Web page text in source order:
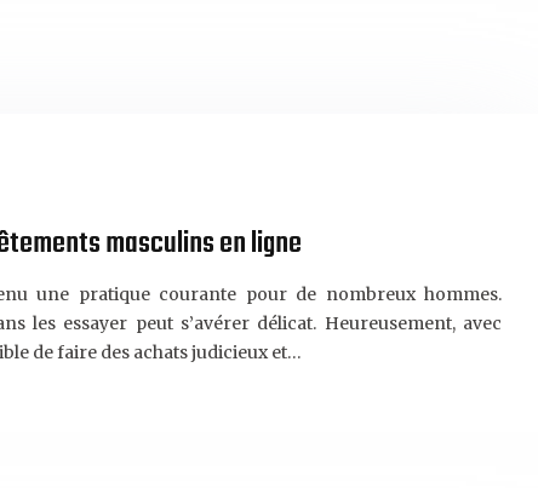
masculins en ligne
une pratique courante pour de nombreux hommes.
les essayer peut s’avérer délicat. Heureusement, avec
de faire des achats judicieux et…